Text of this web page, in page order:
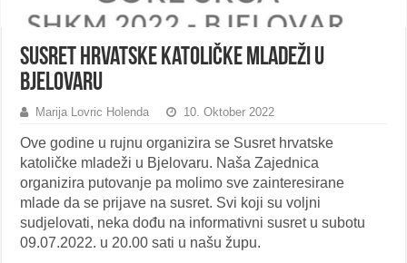
Susret hrvatske katoličke mladeži u
Bjelovaru
Marija Lovric Holenda 10. Oktober 2022
Ove godine u rujnu organizira se Susret hrvatske
katoličke mladeži u Bjelovaru. Naša Zajednica
organizira putovanje pa molimo sve zainteresirane
mlade da se prijave na susret. Svi koji su voljni
sudjelovati, neka dođu na informativni susret u subotu
09.07.2022. u 20.00 sati u našu župu.